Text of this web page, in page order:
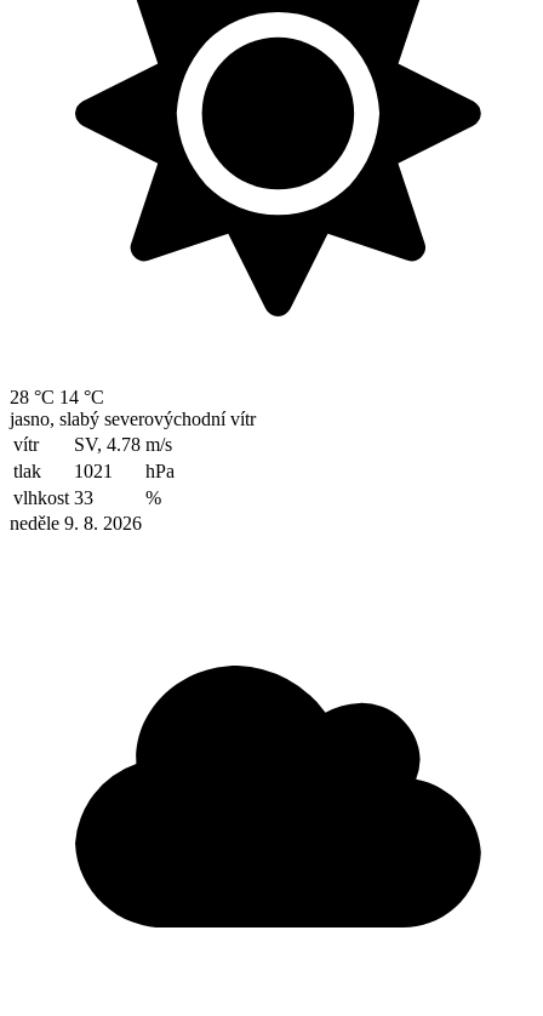
28 °C 14 °C
jasno, slabý severovýchodní vítr
vítr
SV, 4.78 m/s
tlak
1021
hPa
vlhkost 33
%
neděle 9. 8. 2026